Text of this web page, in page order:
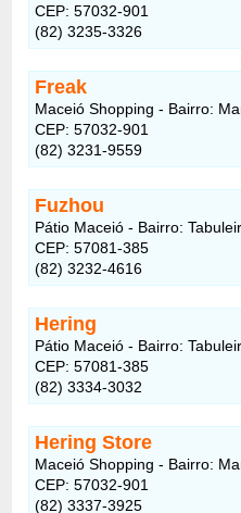
CEP: 57032-901
(82) 3235-3326
Freak
Maceió Shopping - Bairro:
CEP: 57032-901
(82) 3231-9559
Fuzhou
Pátio Maceió - Bairro:
CEP: 57081-385
(82) 3232-4616
Hering
Pátio Maceió - Bairro:
CEP: 57081-385
(82) 3334-3032
Hering Store
Maceió Shopping - Bairro:
CEP: 57032-901
(82) 3337-3925